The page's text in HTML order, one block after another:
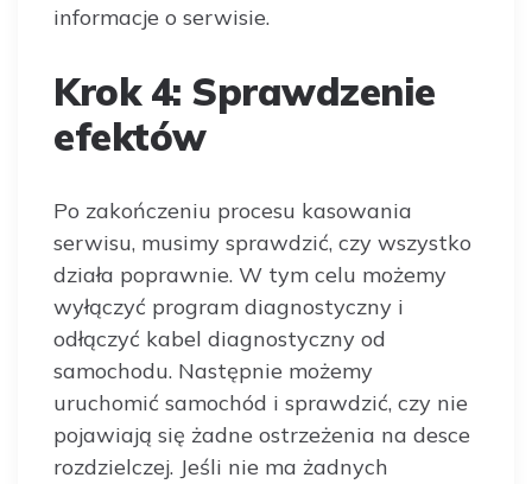
informacje o serwisie.
Krok 4: Sprawdzenie
efektów
Po zakończeniu procesu kasowania
serwisu, musimy sprawdzić, czy wszystko
działa poprawnie. W tym celu możemy
wyłączyć program diagnostyczny i
odłączyć kabel diagnostyczny od
samochodu. Następnie możemy
uruchomić samochód i sprawdzić, czy nie
pojawiają się żadne ostrzeżenia na desce
rozdzielczej. Jeśli nie ma żadnych